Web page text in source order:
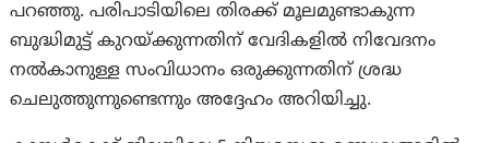
പറഞ്ഞു. പരിപാടിയിലെ തിരക്ക് മൂലമുണ്ടാകുന്ന
ബുദ്ധിമുട്ട് കുറയ്ക്കുന്നതിന് വേദികളിൽ നിവേദനം
നൽകാനുള്ള സംവിധാനം ഒരുക്കുന്നതിന് ശ്രദ്ധ
ചെലുത്തുന്നുണ്ടെന്നും അദ്ദേഹം അറിയിച്ചു.